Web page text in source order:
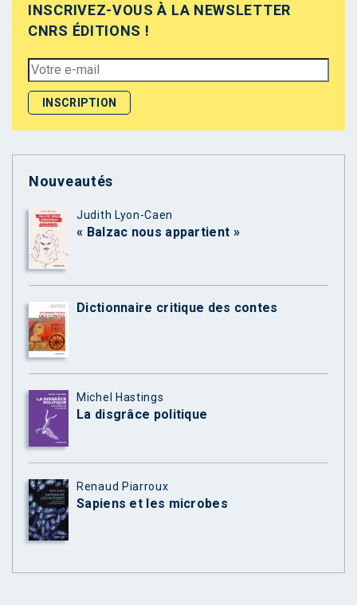
INSCRIVEZ-VOUS À LA NEWSLETTER
CNRS ÉDITIONS !
Nouveautés
Judith Lyon-Caen
« Balzac nous appartient »
Dictionnaire critique des contes
Michel Hastings
La disgrâce politique
Renaud Piarroux
Sapiens et les microbes